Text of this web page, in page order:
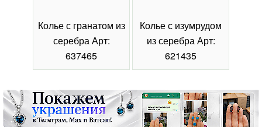
Колье с гранатом из
серебра Арт:
637465
Колье с изумрудом
из серебра Арт:
621435